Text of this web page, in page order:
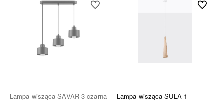
Lampa wisząca SAVAR 3 czarna
Do ulubionych
Lampa wisząca SULA 1
Do